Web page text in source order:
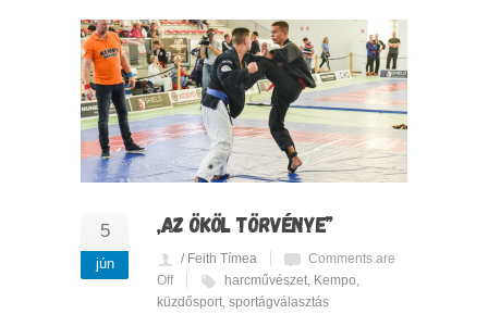
5
jún
„AZ ÖKÖL TÖRVÉNYE”
/ Feith Tímea
Comments are
Off
harcművészet, Kempo,
küzdősport, sportágválasztás